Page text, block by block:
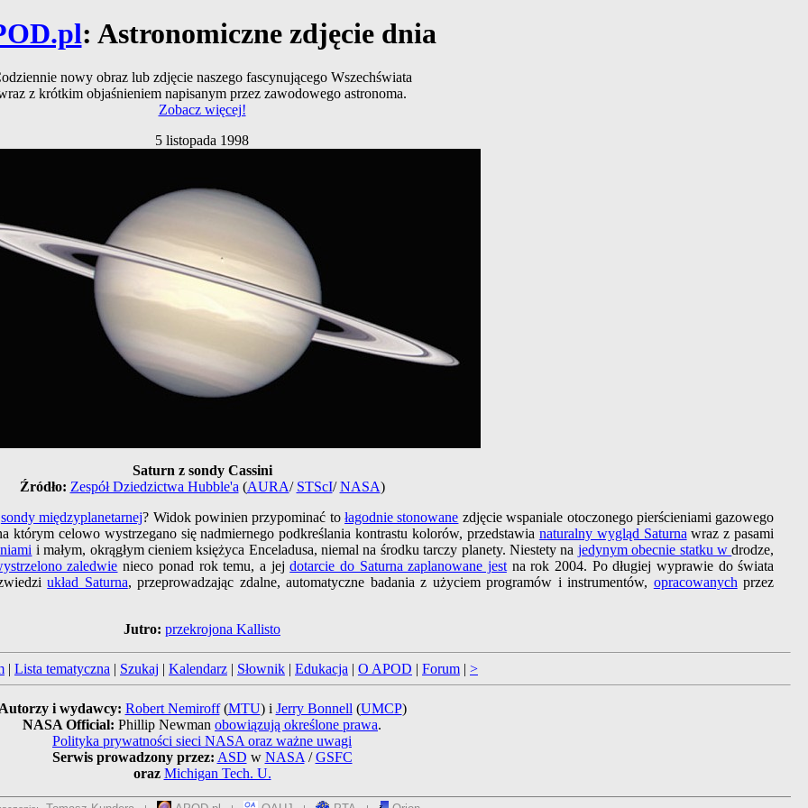
: Astronomiczne zdjęcie dnia
nowy obraz lub zdjęcie naszego fascynującego Wszechświata
z krótkim objaśnieniem napisanym przez zawodowego astronoma.
Zobacz więcej!
5 listopada 1998
Saturn z sondy Cassini
Źródło: Zespół Dziedzictwa Hubble'a (AURA/ STScI/NASA)
sondy międzyplanetarnej? Widok powinien przypominać tołagodnie stonowane zdjęcie wspaniale otoczonego pierścieniami gazowego
którym celowo wystrzegano się nadmiernego podkreślania kontrastu kolorów, przedstawia naturalny wygląd Saturna wraz z pasami
i małym, okrągłym cieniem księżyca Enceladusa, niemal na środku tarczy planety. Niestety na jedynym obecnie statku wdrodze,
zaledwie nieco ponad rok temu, a jejdotarcie do Saturna zaplanowane jestna rok 2004. Po długiej wyprawie do świata
układ Saturna, przeprowadzając zdalne, automatyczne badania z użyciem programów i instrumentów, opracowanych przez
Jutro: przekrojona Kallisto
| Lista tematyczna | Szukaj | Kalendarz | Słownik | Edukacja | O APOD | Forum | >
i wydawcy: Robert Nemiroff(MTU) i Jerry Bonnell (UMCP)
NASA Official: Phillip Newman obowiązują określone prawa.
Polityka prywatności sieci NASA oraz ważne uwagi
Serwis prowadzony przez: ASD w NASA /GSFC
oraz Michigan Tech. U.